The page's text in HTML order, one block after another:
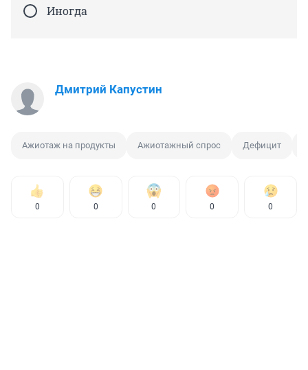
Иногда
Дмитрий Капустин
Ажиотаж на продукты Ажиотажный спрос Дефицит
0 0 0 0 0